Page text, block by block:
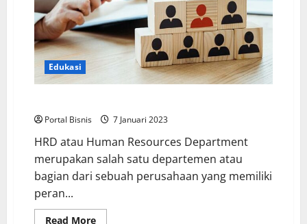
Edukasi
Portal Bisnis 7 Januari 2023
HRD atau Human Resources Department
merupakan salah satu departemen atau
bagian dari sebuah perusahaan yang memiliki
peran...
Read More